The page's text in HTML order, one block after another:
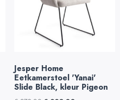
Jesper Home
Eetkamerstoel 'Yanai'
Slide Black, kleur Pigeon